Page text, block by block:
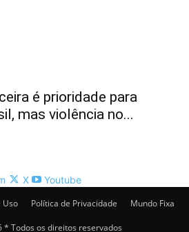
é prioridade para
mas violência no...
X
Youtube
Uso Política de Privacidade Mundo Fixa
* Todos os direitos reservados